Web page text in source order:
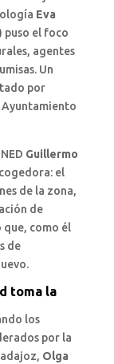
Eva
puso el foco
agentes
Un
por
Ayuntamiento
Guillermo
el
de la zona,
de
que, como él
de
toma la
los
por la
Olga